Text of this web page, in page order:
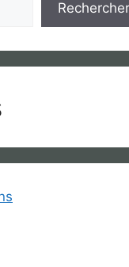
Rechercher